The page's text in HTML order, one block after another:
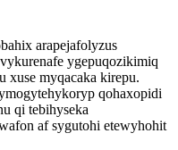
arapejafolyzus
ygepuqozikimiq
xuse myqacaka kirepu.
qohaxopidi
qi tebihyseka
af sygutohi etewyhohit